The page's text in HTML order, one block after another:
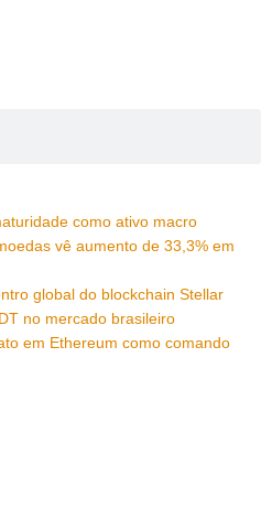
como ativo macro
vê aumento de 33,3% em
global do blockchain Stellar
no mercado brasileiro
em Ethereum como comando